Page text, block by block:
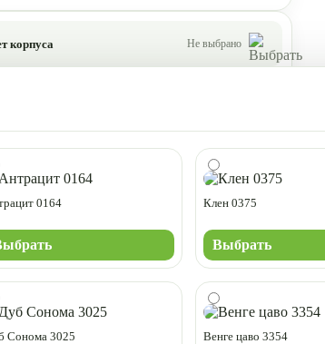
корпуса Не выбрано
0164 Клен 0375
Выбрать
Сонома 3025 Венге цаво 3354